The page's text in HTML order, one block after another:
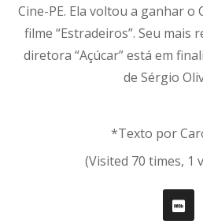
Cine-PE. Ela voltou a ganhar o
filme “Estradeiros”. Seu mais
diretora “Açúcar” está em
de Sérgio
*Texto por
(Visited 70 times, 1